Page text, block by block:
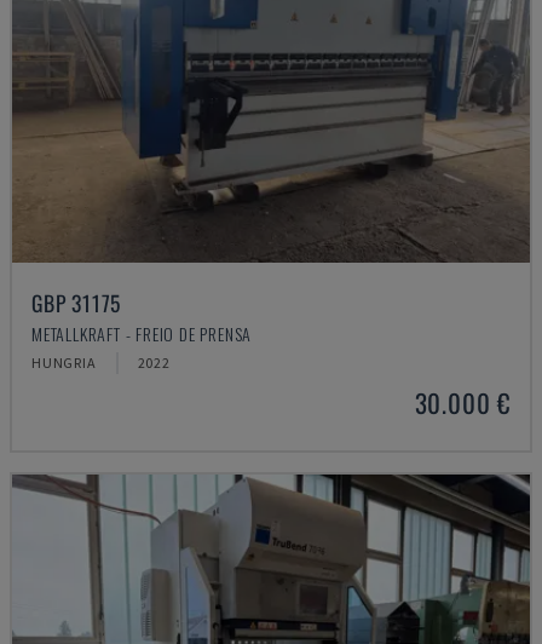
GBP 31175
METALLKRAFT - FREIO DE PRENSA
HUNGRIA 2022
30.000 €